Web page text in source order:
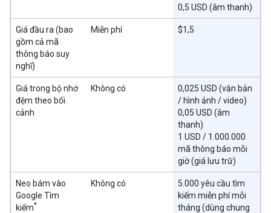
0,5 USD (âm thanh)
Giá đầu ra (bao
gồm cả mã
thông báo suy
nghĩ)
Miễn phí $1,5
Giá trong bộ nhớ
đệm theo bối
cảnh
Không có
0,025 USD (văn bản
/ hình ảnh / video)
0,05 USD (âm
thanh)
1 USD / 1.000.000
mã thông báo mỗi
giờ (giá lưu trữ)
Neo bám vào
Google Tìm
kiếm*
Không có
5.000 yêu cầu tìm
kiếm miễn phí mỗi
tháng (dùng chung